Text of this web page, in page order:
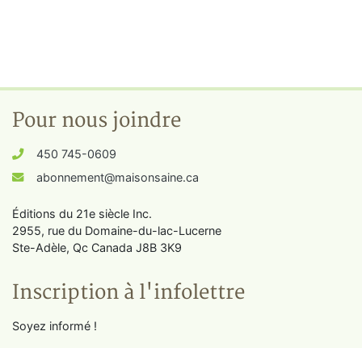
Pour nous joindre
450 745-0609
abonnement@maisonsaine.ca
Éditions du 21e siècle Inc.
2955, rue du Domaine-du-lac-Lucerne
Ste-Adèle, Qc Canada J8B 3K9
Inscription à l'infolettre
Soyez informé !